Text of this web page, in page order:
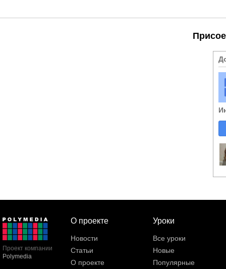
Проект компании
Polymedia
О проекте
Новости
Статьи
О проекте
Уроки
Все уроки
Новые
Популярные